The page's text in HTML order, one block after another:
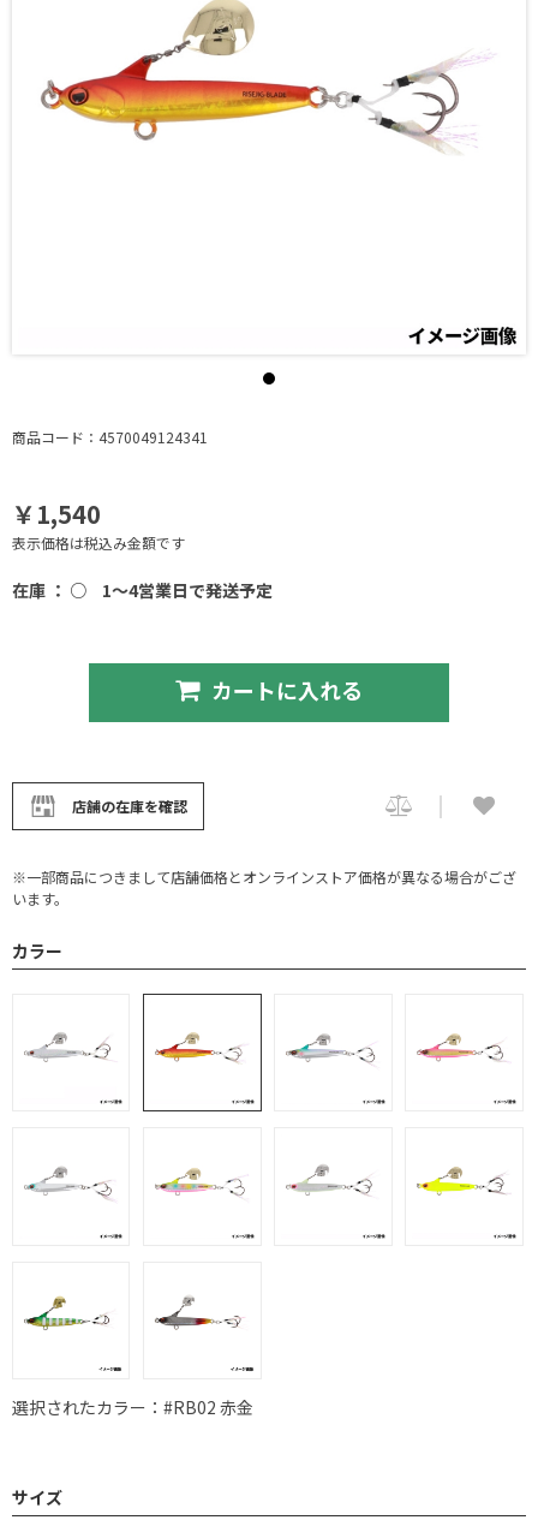
商品コード：4570049124341
￥1,540
表示価格は税込み金額です
在庫 ： ○ 1～4営業日で発送予定
カートに入れる
店舗の在庫を確認
※一部商品につきまして店舗価格とオンラインストア価格が異なる場合がござ
います。
カラー
選択されたカラー：#RB02 赤金
サイズ